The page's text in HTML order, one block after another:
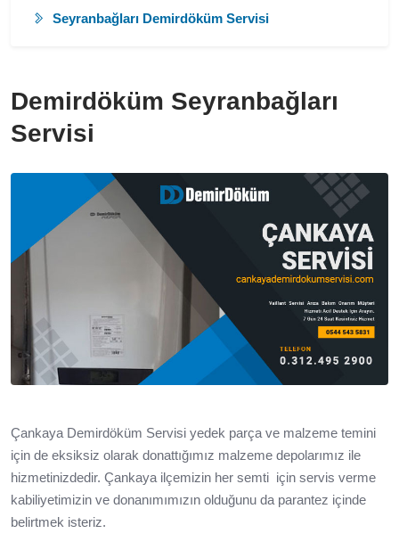
Seyranbağları Demirdöküm Servisi
Demirdöküm Seyranbağları
Servisi
Çankaya Demirdöküm Servisi yedek parça ve malzeme temini
için de eksiksiz olarak donattığımız malzeme depolarımız ile
hizmetinizdedir. Çankaya ilçemizin her semti için servis verme
kabiliyetimizin ve donanımımızın olduğunu da parantez içinde
belirtmek isteriz.